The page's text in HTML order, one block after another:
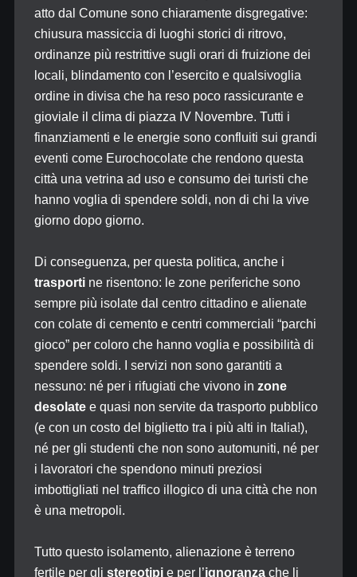
atto dal Comune sono chiaramente disgregative:
chiusura massiccia di luoghi storici di ritrovo,
ordinanze più restrittive sugli orari di fruizione dei
locali, blindamento con l’esercito e qualsivoglia
ordine in divisa che ha reso poco rassicurante e
gioviale il clima di piazza IV Novembre. Tutti i
finanziamenti e le energie sono confluiti sui grandi
eventi come Eurochocolate che rendono questa
città una vetrina ad uso e consumo dei turisti che
hanno voglia di spendere soldi, non di chi la vive
giorno dopo giorno.
Di conseguenza, per questa politica, anche i
trasportine risentono: le zone periferiche sono
sempre più isolate dal centro cittadino e alienate
con colate di cemento e centri commerciali “parchi
gioco” per coloro che hanno voglia e possibilità di
spendere soldi. I servizi non sono garantiti a
nessuno: né per i rifugiati che vivono in zone
desolatee quasi non servite da trasporto pubblico
(e con un costo del biglietto tra i più alti in Italia!),
né per gli studenti che non sono automuniti, né per
i lavoratori che spendono minuti preziosi
imbottigliati nel traffico illogico di una città che non
è una metropoli.
Tutto questo isolamento, alienazione è terreno
fertile per gli stereotipie per l’ignoranzache li